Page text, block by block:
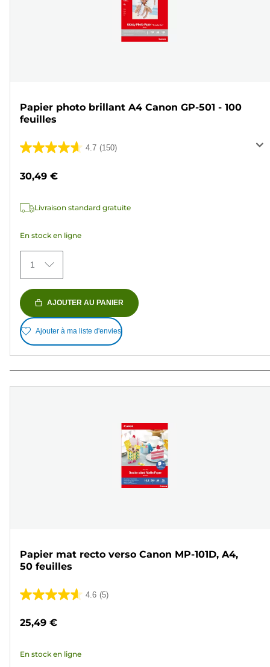
Papier photo brillant A4 Canon GP-501 - 100
feuilles
4.7 (150)
4.7
5
150
30,49 €
Livraison standard gratuite
En stock en ligne
1
AJOUTER AU PANIER
Ajouter à ma liste d'envies
Papier mat recto verso Canon MP-101D, A4,
50 feuilles
4.6 (5)
4.6
5
25,49 €
En stock en ligne